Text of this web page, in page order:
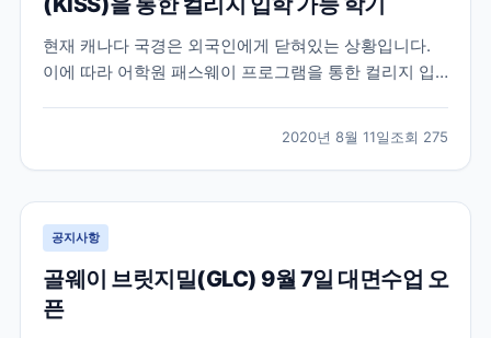
현재 캐나다 국경은 외국인에게 닫혀있는 상황입니다.
이에 따라 어학원 패스웨이 프로그램을 통한 컬리지 입
원의 온라인 화상 수업을 한국에서 먼저 수강하는 것으
로 패스웨이 과정을 시작하고 계십니다. 온라인 수업은
오...
2020년 8월 11일조회 275
공지사항
골웨이 브릿지밀(GLC) 9월 7일 대면수업 오
픈